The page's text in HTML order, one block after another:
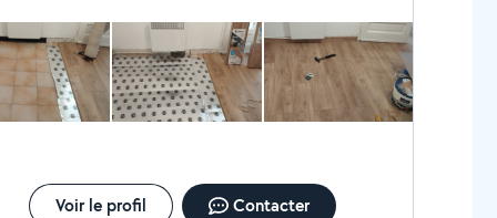
Voir le profil Contacter